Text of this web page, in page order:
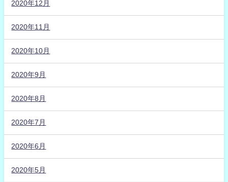
2020年12月
2020年11月
2020年10月
2020年9月
2020年8月
2020年7月
2020年6月
2020年5月